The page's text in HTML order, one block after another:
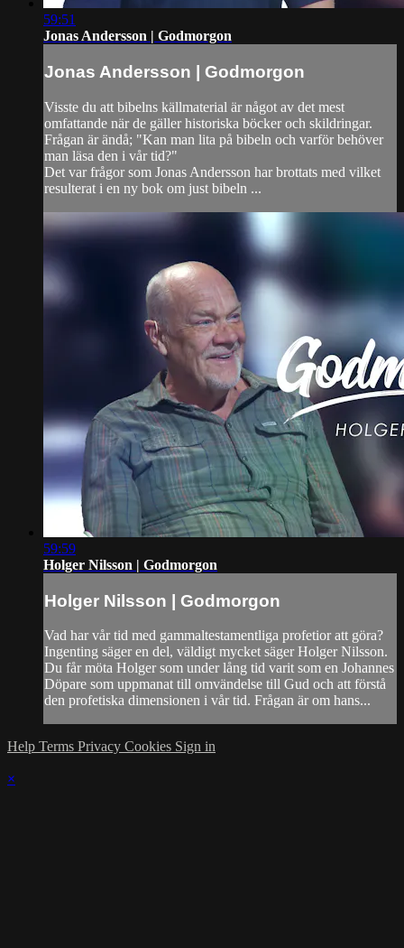
59:51
Jonas Andersson | Godmorgon
Jonas Andersson | Godmorgon
Visste du att bibelns källmaterial är något av det mest
omfattande när de gäller historiska böcker och skildringar.
Frågan är ändå; "Kan man lita på bibeln och varför behöver
man läsa den i vår tid?"
Det var frågor som Jonas Andersson har brottats med vilket
resulterat i en ny bok om just bibeln ...
59:59
Holger Nilsson | Godmorgon
Holger Nilsson | Godmorgon
Vad har vår tid med gammaltestamentliga profetior att göra?
Ingenting säger en del, väldigt mycket säger Holger Nilsson.
Du får möta Holger som under lång tid varit som en Johannes
Döpare som uppmanat till omvändelse till Gud och att förstå
den profetiska dimensionen i vår tid. Frågan är om hans...
Help Terms Privacy Cookies Sign in
×